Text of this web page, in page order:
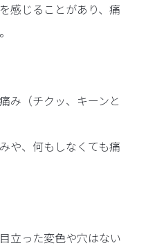
感じることがあり、痛
み（チクッ、キーンと
や、何もしなくても痛
立った変色や穴はない